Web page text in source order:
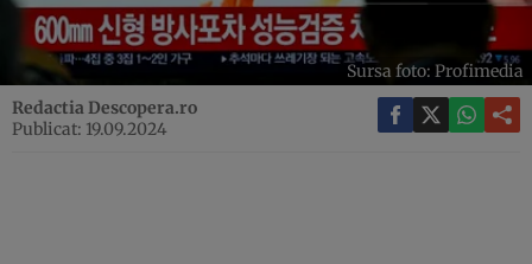
Sursa foto: Profimedia
Redactia Descopera.ro
Publicat: 19.09.2024